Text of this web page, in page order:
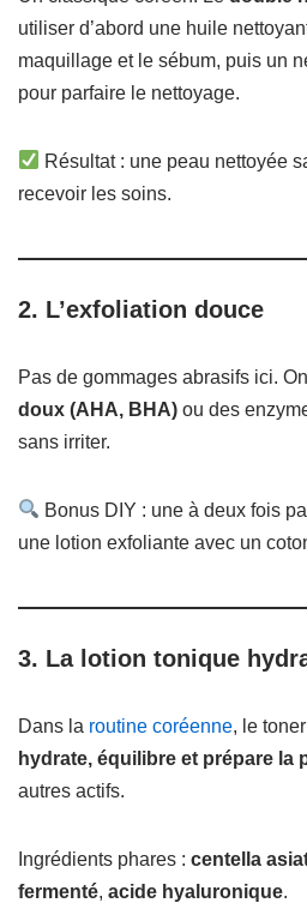
utiliser d’abord une huile
maquillage et le sébum, puis un
pour parfaire le nettoyage.
Résultat : une peau nettoyée
recevoir les soins.
2. L’exfoliation douce
Pas de gommages abrasifs ici.
doux (AHA, BHA) ou des
sans irriter.
Bonus DIY : une à deux fois
une lotion exfoliante avec un
3. La lotion tonique
Dans la routine coréenne, le toner
hydrate, équilibre et prépare la
autres actifs.
Ingrédients phares : centella
fermenté, acide hyaluronique.